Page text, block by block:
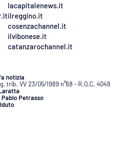
lacapitalenews.it
ilreggino.it
cosenzachannel.it
ilvibonese.it
catanzarochannel.it
notizia
trib. VV 23/05/1989 n°68 - R.O.C. 4049
Pablo Petrasso